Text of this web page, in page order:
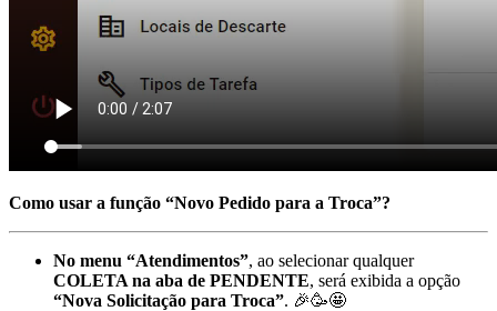
Como usar a função “Novo Pedido para a Troca”?
No menu “Atendimentos”, ao selecionar qualquer
COLETA na aba de PENDENTE, será exibida a opção
“Nova Solicitação para Troca”. 🎉🥳🤩